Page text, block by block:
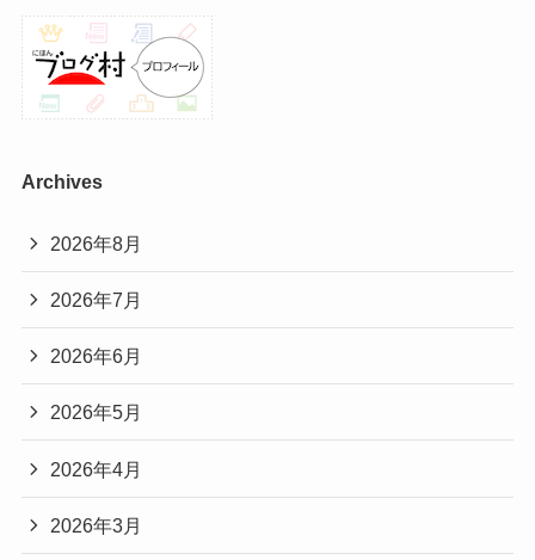
Archives
2026年8月
2026年7月
2026年6月
2026年5月
2026年4月
2026年3月